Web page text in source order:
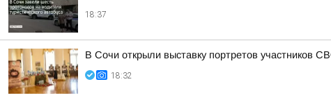
18:37
В Сочи открыли выставку портретов участников
18:32